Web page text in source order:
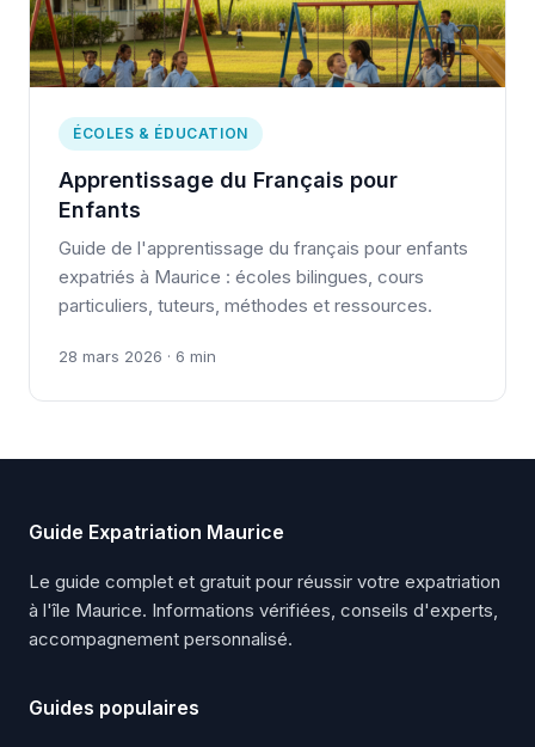
ÉCOLES & ÉDUCATION
Apprentissage du Français pour
Enfants
Guide de l'apprentissage du français pour enfants
expatriés à Maurice : écoles bilingues, cours
particuliers, tuteurs, méthodes et ressources.
28 mars 2026 · 6 min
Guide Expatriation Maurice
Le guide complet et gratuit pour réussir votre expatriation
à l'île Maurice. Informations vérifiées, conseils d'experts,
accompagnement personnalisé.
Guides populaires